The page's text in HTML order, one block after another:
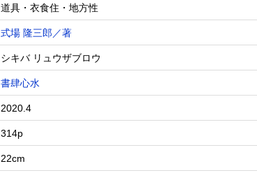
道具・衣食住・地方性
式場 隆三郎／著
シキバ リュウザブロウ
書肆心水
2020.4
314p
22cm